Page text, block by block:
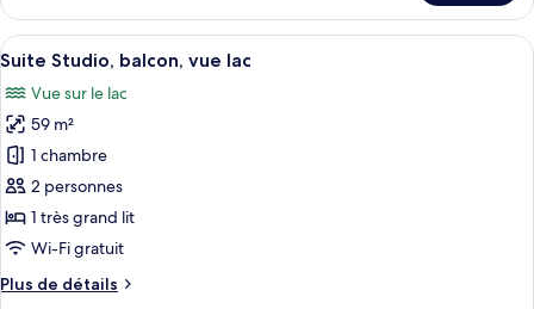
balcon,
vue
lac
le
type
de
Suite,
chambre,
balcon,
vue
lac
Afficher
toutes
les
photos
pour
ce
type
de
chambre :
Suite
Une chambre d’hôtel avec vue sur
4
Suite Studio, balcon, vue lac
Vue sur le lac
59 m²
1 chambre
2 personnes
1 très grand lit
Wi-Fi gratuit
Plus de détails
Plus